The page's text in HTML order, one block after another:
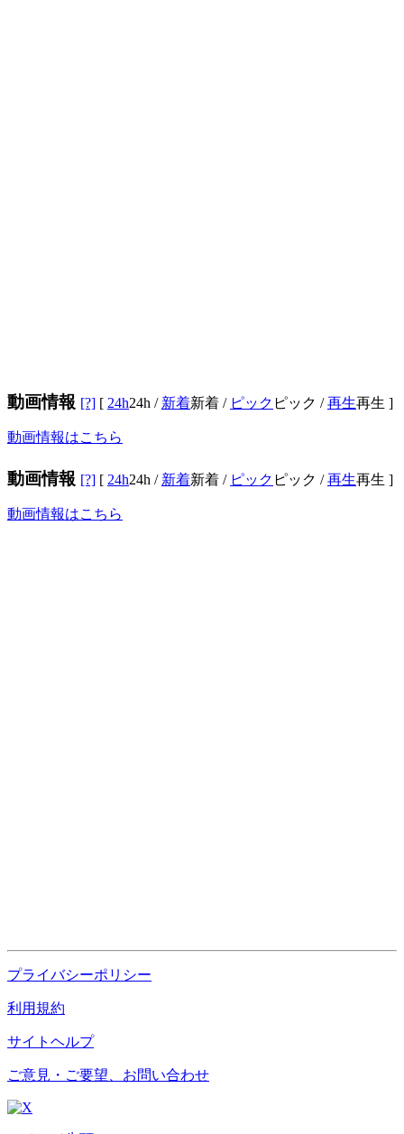
動画情報 [?] [ 24h24h / 新着新着 / ピック ピック /再生再生 ]
動画情報はこちら
動画情報 [?] [ 24h24h / 新着新着 / ピック ピック /再生再生 ]
動画情報はこちら
プライバシーポリシー
利用規約
サイトヘルプ
ご意見・ご要望、お問い合わせ